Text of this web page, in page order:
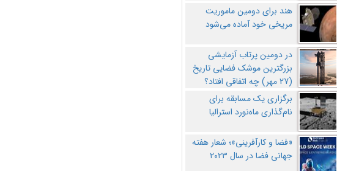
هند برای دومین ماموریت
مریخی خود آماده می‌شود
در دومین پرتاب آزمایشی
بزرگترین موشک فضایی تاریخ
(27 مهر‌) چه اتفاقی افتاد؟
برگزاری یک مسابقه برای
نام‌گذاری ماه‌نورد استرالیا
«فضا و کارآفرینی»؛ شعار هفته
جهانی فضا در سال ۲۰۲۳